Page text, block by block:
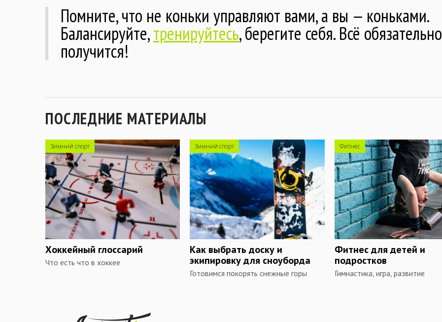
Помните, что не коньки управляют вами, а вы — коньками.
Балансируйте,тренируйтесь, берегите себя. Всё обязательно
получится!
ПОСЛЕДНИЕ МАТЕРИАЛЫ
Зимний спорт
Хоккейный глоссарий
Что есть что в хоккее
Зимний спорт
Как выбрать доску и
экипировку для сноуборда
Готовимся покорять снежные горы
Фитнес
Фитнес для детей и
подростков
Гимнастика, игра, развитие